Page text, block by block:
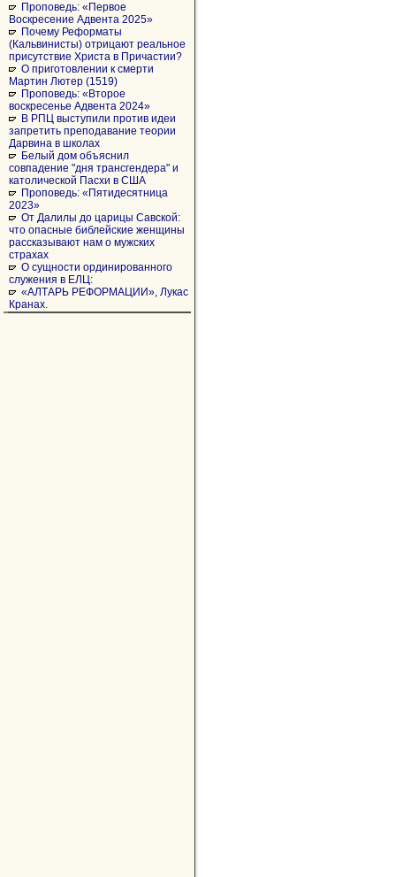
Проповедь: «Первое
Воскресение Адвента 2025»
Почему Реформаты
(Кальвинисты) отрицают реальное
присутствие Христа в Причастии?
О приготовлении к смерти
Мартин Лютер (1519)
Проповедь: «Второе
воскресенье Адвента 2024»
В РПЦ выступили против идеи
запретить преподавание теории
Дарвина в школах
Белый дом объяснил
совпадение "дня трансгендера" и
католической Пасхи в США
Проповедь: «Пятидесятница
2023»
От Далилы до царицы Савской:
что опасные библейские женщины
рассказывают нам о мужских
страхах
О сущности ординированного
служения в ЕЛЦ:
«АЛТАРЬ РЕФОРМАЦИИ», Лукас
Кранах.